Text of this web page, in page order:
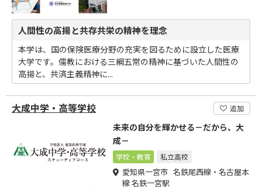
人間性の高揚と共存共栄の精神を理念
本学は、国の保険医療分野の充実を図るために設立した医療
大学です。儒教における三綱五常の精神に基づいた人間性の
高揚と、共済主義精神に...
大成中学・高等学校 追加
未来の自分を輝かせる－だから、大
成－
学校・教育 私立高校
愛知県一宮市 名鉄尾西線・名古屋本
線 名鉄一宮駅